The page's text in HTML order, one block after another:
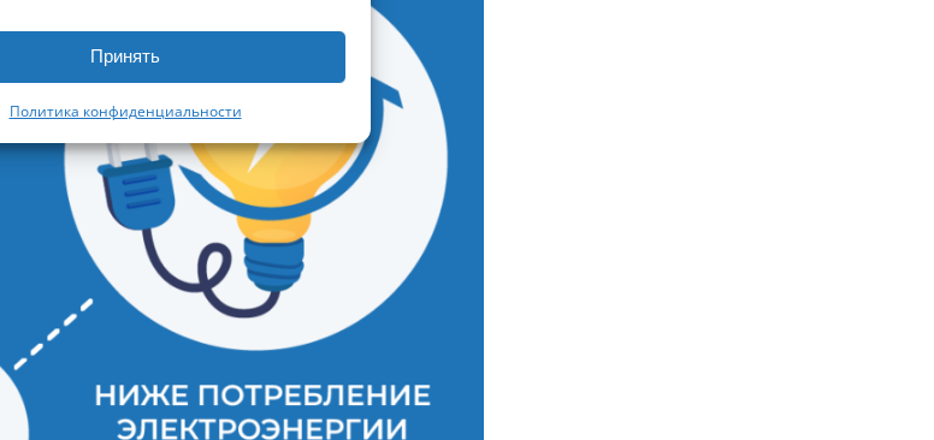
Принять
Политика конфиденциальности